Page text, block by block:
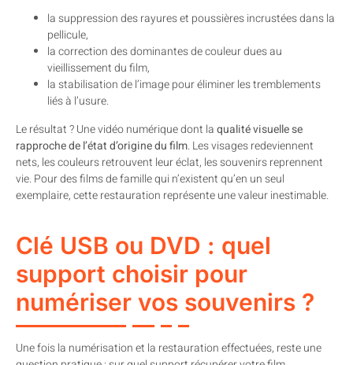
la suppression des rayures et poussières incrustées dans la
pellicule,
la correction des dominantes de couleur dues au
vieillissement du film,
la stabilisation de l’image pour éliminer les tremblements
liés à l’usure.
Le résultat ? Une vidéo numérique dont laqualité visuelle se
rapproche de l’état d’origine du film. Les visages redeviennent
nets, les couleurs retrouvent leur éclat, les souvenirs reprennent
vie. Pour des films de famille qui n’existent qu’en un seul
exemplaire, cette restauration représente une valeur inestimable.
Clé USB ou DVD : quel
support choisir pour
numériser vos souvenirs ?
Une fois la numérisation et la restauration effectuées, reste une